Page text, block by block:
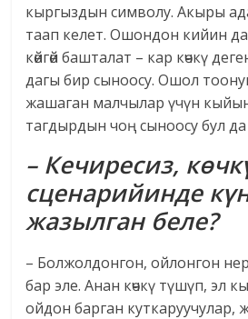
кыргыздын символу. Акыры
таап келет. Ошондон кийин
көйгөй башталат – кар көчкү
дагы бир сыноосу. Ошол
жашаган малчылар үчүн
тагдырдын чоң сыноосу бул
– Кечиресиз,
сценарийинде
жазылган беле?
– Болжолдонгон, ойлонгон
бар эле. Анан көчкү түшүп, эл
ойдон барган куткаруучулар,